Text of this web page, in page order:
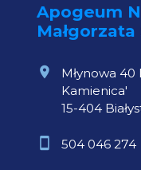
Apogeum
Młynowa
Kamienica'
15-404
504 046 274